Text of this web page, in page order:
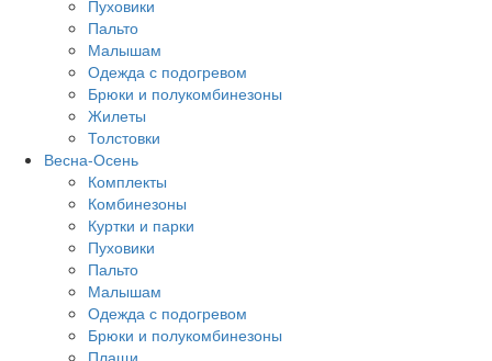
Пуховики
Пальто
Малышам
Одежда с подогревом
Брюки и полукомбинезоны
Жилеты
Толстовки
Весна-Осень
Комплекты
Комбинезоны
Куртки и парки
Пуховики
Пальто
Малышам
Одежда с подогревом
Брюки и полукомбинезоны
Плащи